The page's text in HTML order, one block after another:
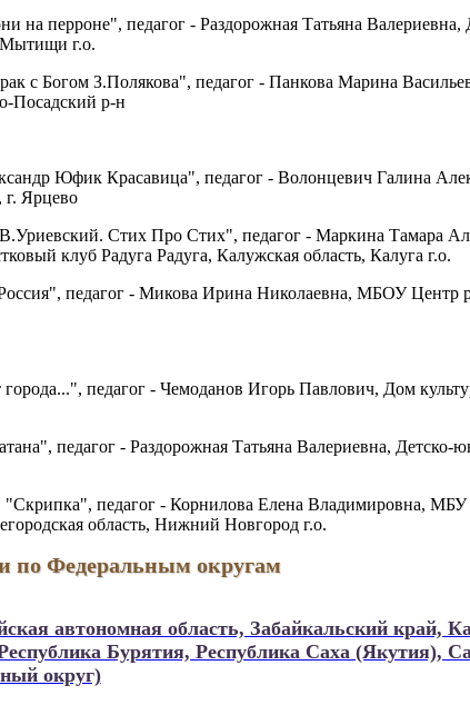
на перроне", педагог - Раздорожная Татьяна Валериевна,
Мытищи г.о.
с Богом З.Полякова", педагог - Панкова Марина
Посадский р-н
Юфик Красавица", педагог - Волонцевич Галина
г. Ярцево
Стих Про Стих", педагог - Маркина Тамара
клуб Радуга Радуга, Калужская область, Калуга г.о.
педагог - Микова Ирина Николаевна, МБОУ Центр
города...", педагог - Чемоданов Игорь Павлович, Дом
педагог - Раздорожная Татьяна Валериевна, Детско-
"Скрипка", педагог - Корнилова Елена Владимировна, МБУ
область, Нижний Новгород г.о.
по Федеральным округам
автономная область, Забайкальский край,
Бурятия, Республика Саха (Якутия),
округ)